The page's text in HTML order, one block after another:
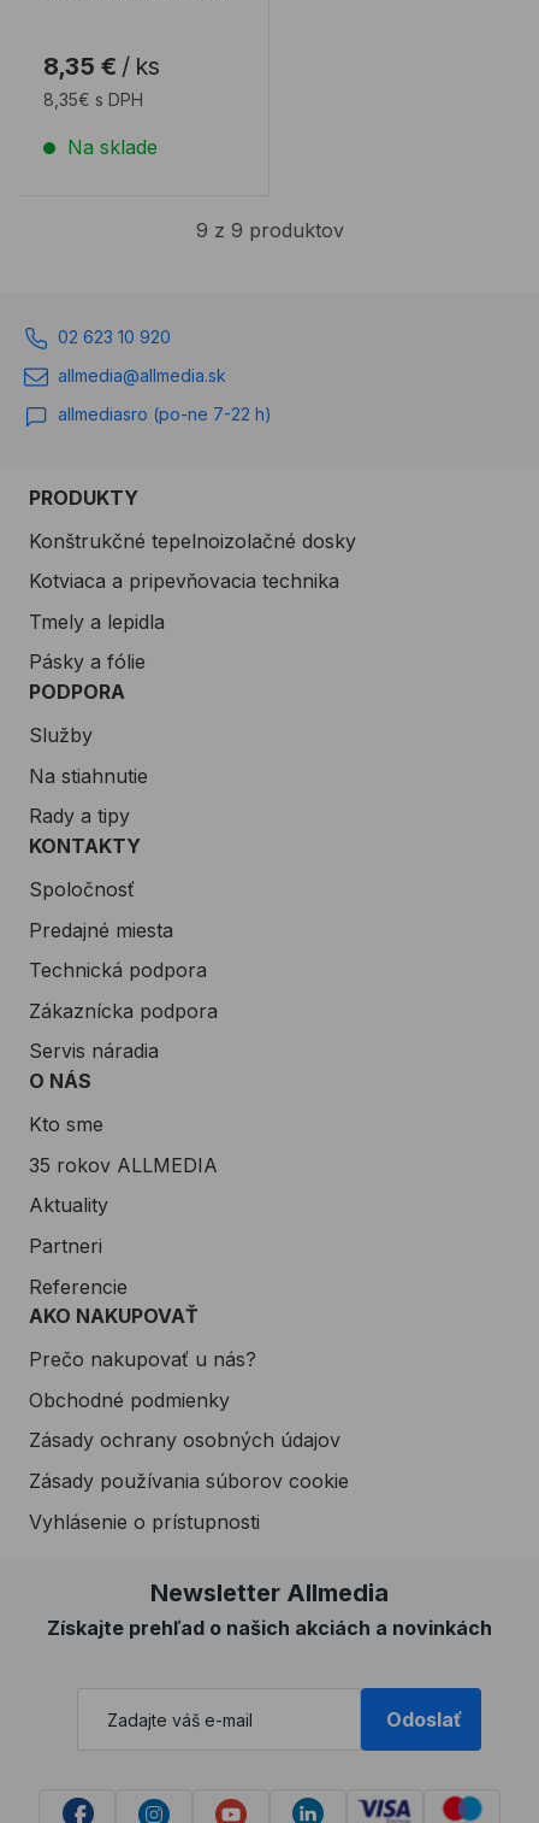
8,35 € / ks
8,35€ s DPH
Na sklade
9 z 9 produktov
02 623 10 920
allmedia@allmedia.sk
allmediasro (po-ne 7-22 h)
PRODUKTY
Konštrukčné tepelnoizolačné dosky
Kotviaca a pripevňovacia technika
Tmely a lepidla
Pásky a fólie
PODPORA
Služby
Na stiahnutie
Rady a tipy
KONTAKTY
Spoločnosť
Predajné miesta
Technická podpora
Zákaznícka podpora
Servis náradia
O NÁS
Kto sme
35 rokov ALLMEDIA
Aktuality
Partneri
Referencie
AKO NAKUPOVAŤ
Prečo nakupovať u nás?
Obchodné podmienky
Zásady ochrany osobných údajov
Zásady používania súborov cookie
Vyhlásenie o prístupnosti
Newsletter Allmedia
Získajte prehľad o našich akciách a novinkách
Odoslať